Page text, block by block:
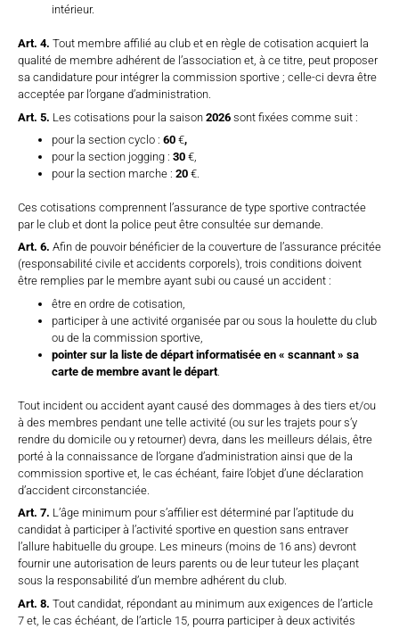
intérieur.
Art. 4. Tout membre affilié au club et en règle de cotisation acquiert la
qualité de membre adhérent de l’association et, à ce titre, peut proposer
sa candidature pour intégrer la commission sportive ; celle-ci devra être
acceptée par l’organe d’administration.
Art. 5. Les cotisations pour la saison 2026 sont fixées comme suit :
pour la section cyclo :60€,
pour la section jogging :30€,
pour la section marche :20€.
Ces cotisations comprennent l’assurance de type sportive contractée
par le club et dont la police peut être consultée sur demande.
Art. 6. Afin de pouvoir bénéficier de la couverture de l’assurance précitée
(responsabilité civile et accidents corporels), trois conditions doivent
être remplies par le membre ayant subi ou causé un accident :
être en ordre de cotisation,
participer à une activité organisée par ou sous la houlette du club
ou de la commission sportive,
pointer sur la liste de départ informatisée en « scannant » sa
carte de membre avant le départ
Tout incident ou accident ayant causé des dommages à des tiers et/ou
à des membres pendant une telle activité (ou sur les trajets pour s’y
rendre du domicile ou y retourner) devra, dans les meilleurs délais, être
porté à la connaissance de l’organe d’administration ainsi que de la
commission sportive et, le cas échéant, faire l’objet d’une déclaration
d’accident circonstanciée.
Art. 7. L’âge minimum pour s’affilier est déterminé par l’aptitude du
candidat à participer à l’activité sportive en question sans entraver
l’allure habituelle du groupe. Les mineurs (moins de 16 ans) devront
fournir une autorisation de leurs parents ou de leur tuteur les plaçant
sous la responsabilité d’un membre adhérent du club.
Art. 8. Tout candidat, répondant au minimum aux exigences de l’article
7 et, le cas échéant, de l’article 15, pourra participer à deux activités